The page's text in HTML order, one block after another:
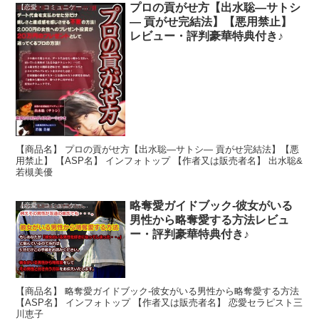
【恋愛・コミュニケーション】
プロの貢がせ方【出水聡―サトシ
― 貢がせ完結法】【悪用禁止】
レビュー・評判豪華特典付き♪
【商品名】 プロの貢がせ方【出水聡―サトシ― 貢がせ完結法】【悪
用禁止】 【ASP名】 インフォトップ 【作者又は販売者名】 出水聡&
若槻美優
【恋愛・コミュニケーション】
略奪愛ガイドブック-彼女がいる
男性から略奪愛する方法レビュ
ー・評判豪華特典付き♪
【商品名】 略奪愛ガイドブック-彼女がいる男性から略奪愛する方法
【ASP名】 インフォトップ 【作者又は販売者名】 恋愛セラピスト三
川恵子